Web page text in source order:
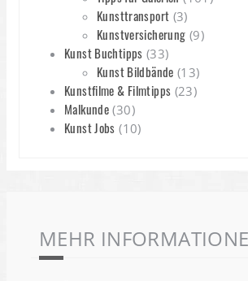
Kunsttransport (3)
Kunstversicherung (9)
Kunst Buchtipps (33)
Kunst Bildbände (13)
Kunstfilme & Filmtipps (23)
Malkunde (30)
Kunst Jobs (10)
MEHR